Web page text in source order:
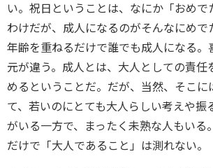
い。祝日ということは、なにか「おめで
わけだが、成人になるのがそんなにめで
年齢を重ねるだけで誰でも成人になる。
元が違う。成人とは、大人としての責任
めるということだ。だが、当然、そこに
て、若いのにとても大人らしい考えや振
がいる一方で、まったく未熟な人もいる
だけで「大人であること」は測れない。